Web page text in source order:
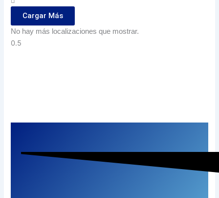
Cargar Más
No hay más localizaciones que mostrar.